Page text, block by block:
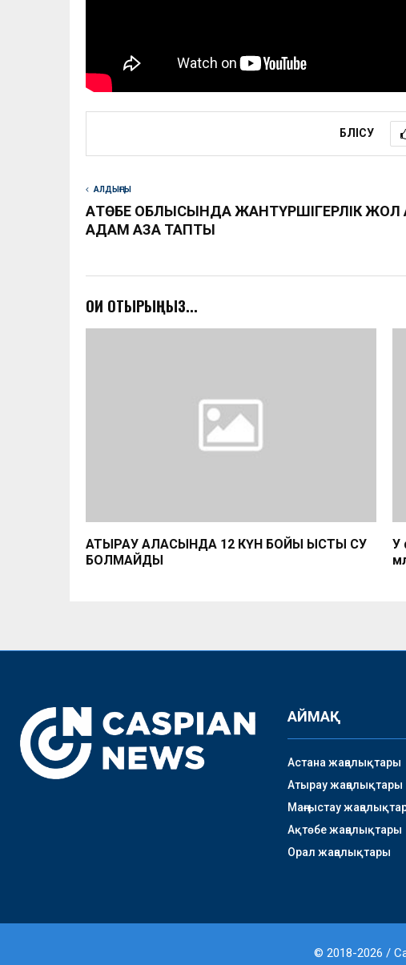
БӨЛІСУ
АЛДЫҢҒЫ
АҚТӨБЕ ОБЛЫСЫНДА ЖАНТҮРШІГЕРЛІК
АДАМ ҚАЗА ТАПТЫ
ОҚИ ОТЫРЫҢЫЗ...
АТЫРАУ ҚАЛАСЫНДА 12 КҮН БОЙЫ ЫСТЫҚ СУ
БОЛМАЙДЫ
У
АЙМАҚ
Астана жаңалықтары
Атырау жаңалықтары
Маңғыстау
Ақтөбе жаңалықтары
Орал жаңалықтары
© 2018-2026 /